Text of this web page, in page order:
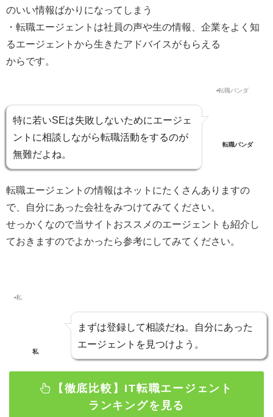
のいい情報ばかりになってしまう
・転職エージェントは社員の声や生の情報、企業をよく知
るエージェントから生きたアドバイスがもらえる
からです。
特に若いSEは失敗しないためにエージェ
ントに相談しながら転職活動をするのが
無難だよね。
転職パンダ
転職エージェントの情報はネットにたくさんありますの
で、自分にあった会社をみつけてみてください。
せっかくなので当サイトおススメのエージェントも紹介し
ておきますのでよかったら参考にしてみてください。
私
まずは登録して相談だね。自分にあった
エージェントを見つけよう。
【徹底比較】IT転職エージェント
ランキングを見る